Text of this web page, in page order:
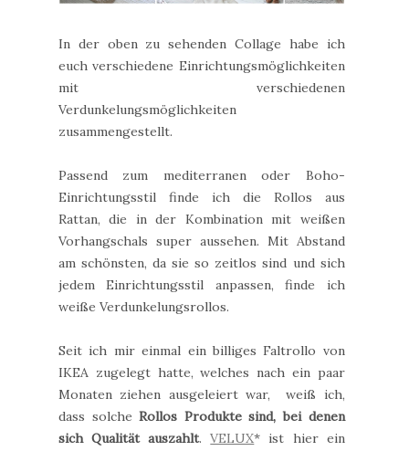
In der oben zu sehenden Collage habe ich
euch verschiedene Einrichtungsmöglichkeiten
mit verschiedenen
Verdunkelungsmöglichkeiten
zusammengestellt.
Passend zum mediterranen oder Boho-
Einrichtungsstil finde ich die Rollos aus
Rattan, die in der Kombination mit weißen
Vorhangschals super aussehen. Mit Abstand
am schönsten, da sie so zeitlos sind und sich
jedem Einrichtungsstil anpassen, finde ich
weiße Verdunkelungsrollos.
Seit ich mir einmal ein billiges Faltrollo von
IKEA zugelegt hatte, welches nach ein paar
Monaten ziehen ausgeleiert war, weiß ich,
dass solcheRollos Produkte sind, bei denen
sich Qualität auszahlt.VELUX* ist hier ein